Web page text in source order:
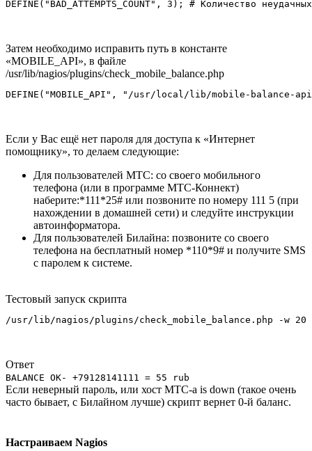
Затем необходимо исправить путь в константе
«MOBILE_API», в файле
/usr/lib/nagios/plugins/check_mobile_balance.php
DEFINE("MOBILE_API", "/usr/local/lib/mobile-balance-
Если у Вас ещё нет пароля для доступа к «Интернет
помощнику», то делаем следующие:
Для пользователей МТС: со своего мобильного
телефона (или в программе МТС-Коннект)
наберите:*111*25# или позвоните по номеру 111 5 (при
нахождении в домашней сети) и следуйте инструкции
автоинформатора.
Для пользователей Билайна: позвоните со своего
телефона на бесплатный номер *110*9# и получите SMS
с паролем к системе.
Тестовый запуск скрипта
/usr/lib/nagios/plugins/check_mobile_balance.php -w 20
Ответ
BALANCE OK- +79128141111 = 55 rub
Если неверный пароль, или хост МТС-а is down (такое очень
часто бывает, с Билайном лучше) скрипт вернет 0-й баланс.
Настраиваем Nagios